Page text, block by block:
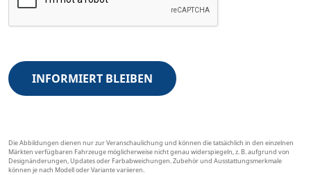
INFORMIERT BLEIBEN
Die Abbildungen dienen nur zur Veranschaulichung und können die tatsächlich in den einzelnen
Märkten verfügbaren Fahrzeuge möglicherweise nicht genau widerspiegeln, z. B. aufgrund von
Designänderungen, Updates oder Farbabweichungen. Zubehör und Ausstattungsmerkmale
können je nach Modell oder Variante variieren.